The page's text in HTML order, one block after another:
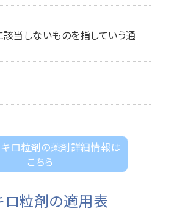
当しないものを指していう通
キロ粒剤の薬剤詳細情報は
こちら
ロ粒剤の適用表